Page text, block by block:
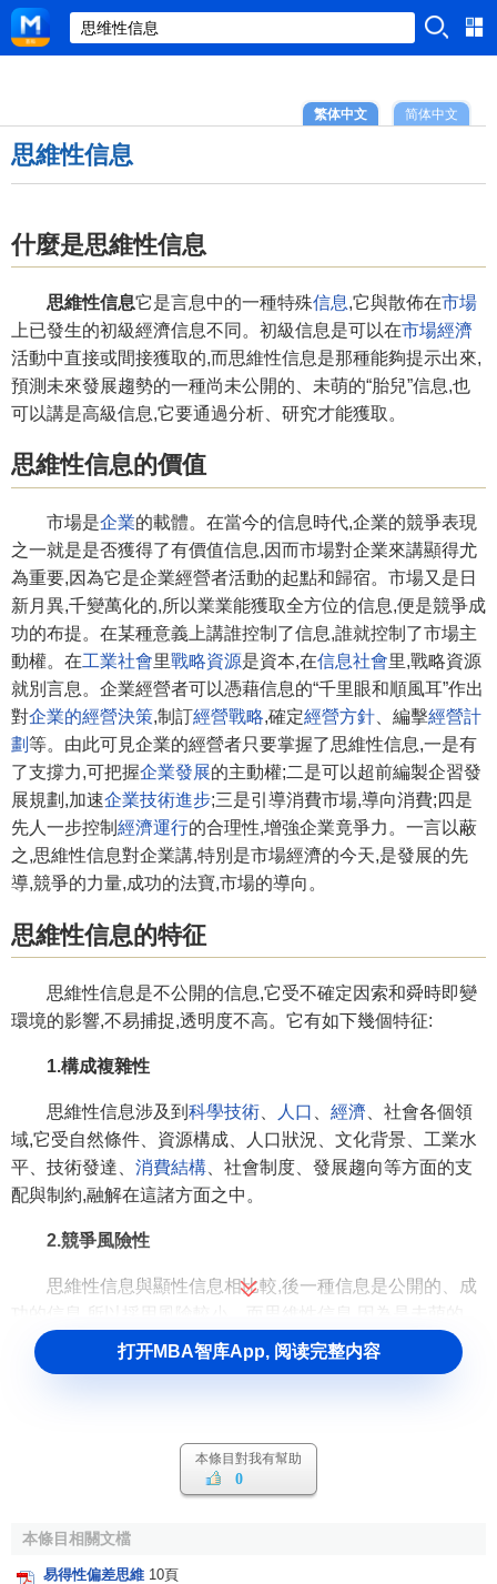
简体中文
繁体中文
思維性信息
什麼是思維性信息
思維性信息它是言息中的一種特殊信息,它與散佈在市場
上已發生的初級經濟信息不同。初級信息是可以在市場經濟
活動中直接或間接獲取的,而思維性信息是那種能夠提示出來,
預測未來發展趨勢的一種尚未公開的、未萌的“胎兒”信息,也
可以講是高級信息,它要通過分析、研究才能獲取。
思維性信息的價值
市場是企業的載體。在當今的信息時代,企業的競爭表現
之一就是是否獲得了有價值信息,因而市場對企業來講顯得尤
為重要,因為它是企業經營者活動的起點和歸宿。市場又是日
新月異,千變萬化的,所以業業能獲取全方位的信息,便是競爭成
功的布提。在某種意義上講誰控制了信息,誰就控制了市場主
動權。在工業社會里戰略資源是資本,在信息社會里,戰略資源
就別言息。企業經營者可以憑藉信息的“千里眼和順風耳”作出
對企業的經營決策,制訂經營戰略,確定經營方針 、編擊經營計
劃等。由此可見企業的經營者只要掌握了思維性信息,一是有
了支撐力,可把握企業發展的主動權;二是可以超前編製企習發
展規劃,加速企業技術進步;三是引導消費市場,導向消費;四是
先人一步控制 經濟運行的合理性,增強企業竟爭力。一言以蔽
之,思維性信息對企業講,特別是市場經濟的今天,是發展的先
導,競爭的力量,成功的法寶,市場的導向。
思維性信息的特征
思維性信息是不公開的信息,它受不確定因索和舜時即變
環境的影響,不易捕捉,透明度不高。它有如下幾個特征:
1.構成複雜性
思維性信息涉及到 科學技術 人口 經濟 、社會各個領
域,它受自然條件、資源構成、人口狀況、文化背景、工業水
平、技術發達、 消費結構 、社會制度、發展趨向等方面的支
配與制約,融解在這諸方面之中。
2.競爭風險性
思維性信息與顯性信息相比較,後一種信息是公開的、成
雛形信息,採用它風險較大,但價值較高,它憑藉對未來趨勢的展
望和可靠依據作出風險投資。
思維性信息同其它事物產生與發展一樣,有一定的先兆性,
思維性信息在產生之前,它會在玫治、經濟、日常生活活動中,
打开MBA智库App, 阅读完整内容
本條目對我有幫助
0
本條目相關文檔
易得性偏差思維 10頁